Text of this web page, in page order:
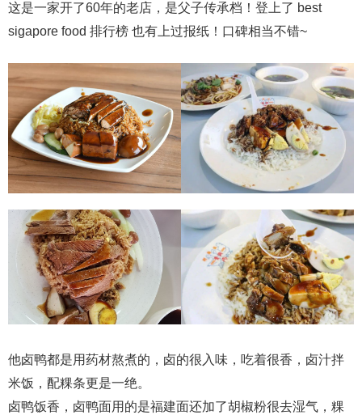
这是一家开了60年的老店，是父子传承档！登上了 best
sigapore food 排行榜 也有上过报纸！口碑相当不错~
他卤鸭都是用药材熬煮的，卤的很入味，吃着很香，卤汁拌
米饭，配粿条更是一绝。
卤鸭饭香，卤鸭面用的是福建面还加了胡椒粉很去湿气，粿